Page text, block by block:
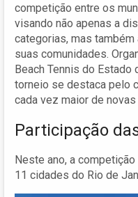
competição entre os
visando não apenas a
categorias, mas
suas comunidades.
Beach Tennis do Estado
torneio se destaca pelo
cada vez maior de
Participação
Neste ano, a
11 cidades do Rio de